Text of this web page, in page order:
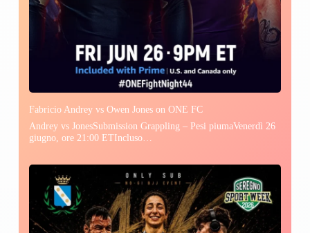
Fabricio Andrey vs Owen Jones on ONE FC
Andrey vs JonesSubmission Grappling – Pesi piumaVenerdì 26
giugno, ore 21:00 ETIncluso…